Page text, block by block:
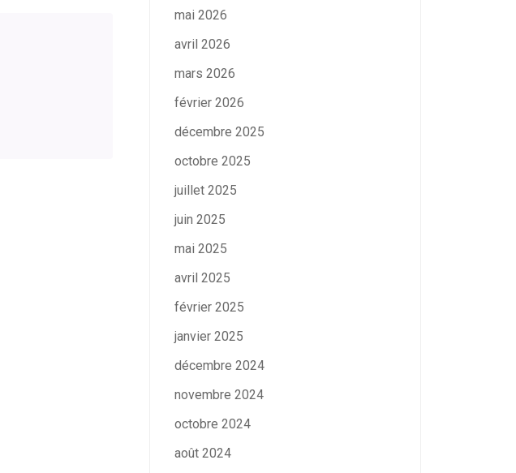
mai 2026
avril 2026
mars 2026
février 2026
décembre 2025
octobre 2025
juillet 2025
juin 2025
mai 2025
avril 2025
février 2025
janvier 2025
décembre 2024
novembre 2024
octobre 2024
août 2024